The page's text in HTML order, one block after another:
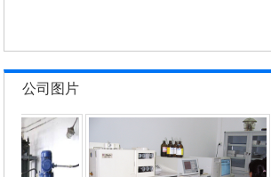
公司图片